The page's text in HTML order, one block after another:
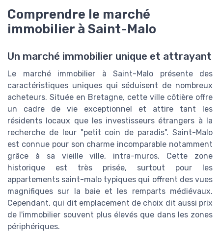
Comprendre le marché
immobilier à Saint-Malo
Un marché immobilier unique et attrayant
Le marché immobilier à Saint-Malo présente des
caractéristiques uniques qui séduisent de nombreux
acheteurs. Située en Bretagne, cette ville côtière offre
un cadre de vie exceptionnel et attire tant les
résidents locaux que les investisseurs étrangers à la
recherche de leur "petit coin de paradis". Saint-Malo
est connue pour son charme incomparable notamment
grâce à sa vieille ville, intra-muros. Cette zone
historique est très prisée, surtout pour les
appartements saint-malo typiques qui offrent des vues
magnifiques sur la baie et les remparts médiévaux.
Cependant, qui dit emplacement de choix dit aussi prix
de l'immobilier souvent plus élevés que dans les zones
périphériques.